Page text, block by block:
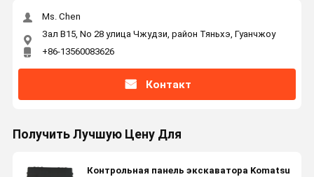
Ms. Chen
Зал B15, No 28 улица Чжудзи, район Тяньхэ, Гуанчжоу
+86-13560083626
Контакт
Получить Лучшую Цену Для
Контрольная панель экскаватора Komatsu